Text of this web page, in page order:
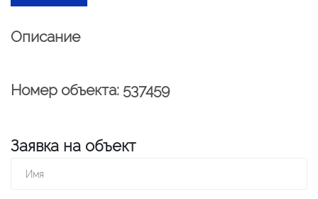
Описание
Номер объекта: 537459
Заявка на объект